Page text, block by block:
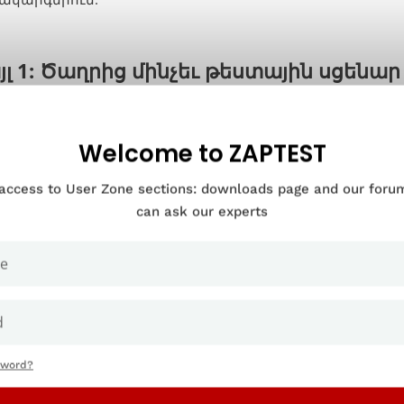
1: Ծաղրից մինչեւ թեստային սցենար
կամ օգտագործել հայտնի դիզայներական
էլ որ նախընտրեք, վերցրեք ձեր վերջնական
scan GUI առանձնահատկությունը այն մեր
Welcome to ZAPTEST
to User Zone sections: downloads page and our
can ask our experts